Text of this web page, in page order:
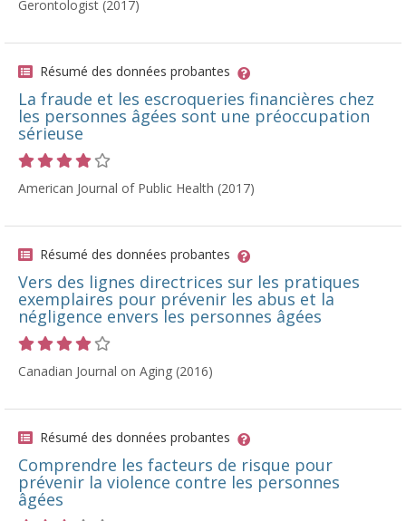
Gerontologist (2017)
Résumé des données probantes
La fraude et les escroqueries financières chez
les personnes âgées sont une préoccupation
sérieuse
American Journal of Public Health (2017)
Résumé des données probantes
Vers des lignes directrices sur les pratiques
exemplaires pour prévenir les abus et la
négligence envers les personnes âgées
Canadian Journal on Aging (2016)
Résumé des données probantes
Comprendre les facteurs de risque pour
prévenir la violence contre les personnes
âgées